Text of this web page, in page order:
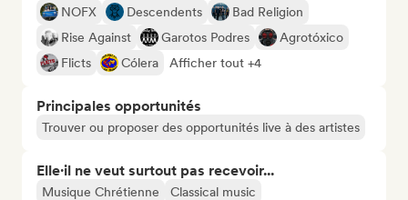
NOFX Descendents
Bad Religion
Rise Against
Garotos Podres
Agrotóxico
Flicts
Cólera Afficher tout +4
Principales opportunités
Trouver ou proposer des opportunités live à des artistes
Elle·il ne veut surtout pas recevoir...
Musique Chrétienne
Classical music